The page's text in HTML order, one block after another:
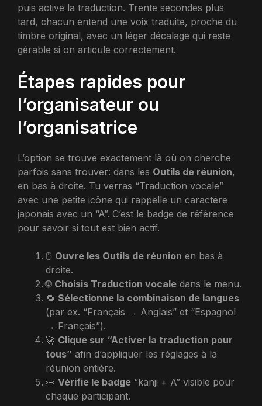
puis active la traduction. Trente secondes plus
tard, chacun entend une voix traduite, proche du
timbre original, avec un léger décalage qui reste
gérable si on articule correctement.
Étapes rapides pour
l’organisateur ou
l’organisatrice
L’option se trouve exactement là où on cherche
parfois sans trouver: dans les Outils de réunion,
en bas à droite. Tu verras “Traduction vocale”
avec une petite icône qui rappelle un caractère
japonais avec un “A”. C’est le badge de référence
pour savoir si tout est bien actif.
🖱️ Ouvre les Outils de réunion en bas à
droite.
🌐 Choisis Traduction vocale dans le menu.
🔁 Sélectionne la combinaison de langues
(par ex. “Français → Anglais” et “Espagnol
→ Français”).
🚀 Clique sur “Activer la traduction pour
tous” afin d’appliquer les réglages à la
réunion entière.
👀 Vérifie le badge “kanji + A” visible pour
chaque participant.